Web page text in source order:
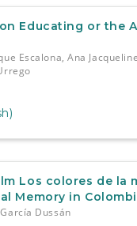
Educating or the
Escalona, Ana
Los colores de la
Memory in
Dussán